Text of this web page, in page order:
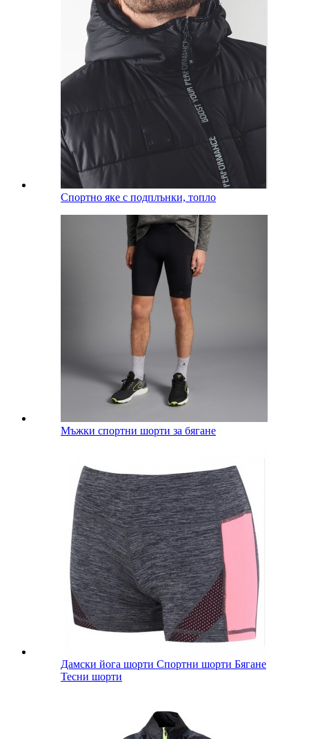
Спортно яке с подплънки, топло
Мъжки спортни шорти за бягане
Дамски йога шорти Спортни шорти Бягане
Тесни шорти